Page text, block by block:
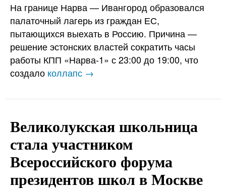
На границе Нарва — Ивангород образовался
палаточный лагерь из граждан ЕС,
пытающихся выехать в Россию. Причина —
решение эстонских властей сократить часы
работы КПП «Нарва-1» с 23:00 до 19:00, что
создало коллапс →
Великолукская школьница
стала участником
Всероссийского форума
президентов школ в Москве